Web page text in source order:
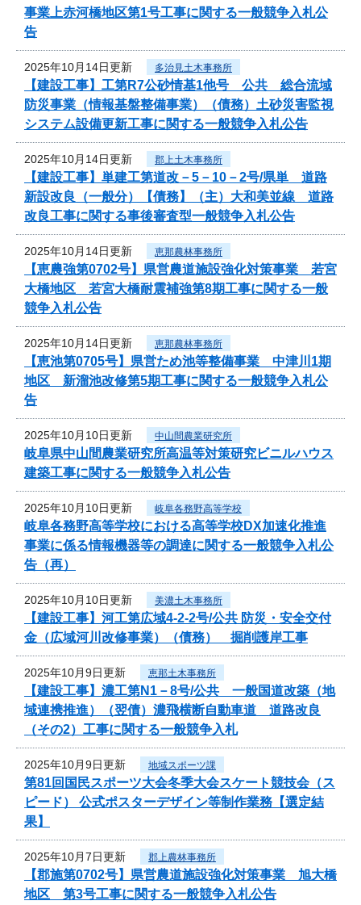
事業上赤河橋地区第1号工事に関する一般競争入札公
告
2025年10月14日更新 多治見土木事務所
【建設工事】工第R7公砂情基1他号 公共 総合流域
防災事業（情報基盤整備事業）（債務）土砂災害監視
システム設備更新工事に関する一般競争入札公告
2025年10月14日更新 郡上土木事務所
【建設工事】単建工第道改－5－10－2号/県単 道路
新設改良（一般分）【債務】（主）大和美並線 道路
改良工事に関する事後審査型一般競争入札公告
2025年10月14日更新 恵那農林事務所
【恵農強第0702号】県営農道施設強化対策事業 若宮
大橋地区 若宮大橋耐震補強第8期工事に関する一般
競争入札公告
2025年10月14日更新 恵那農林事務所
【恵池第0705号】県営ため池等整備事業 中津川1期
地区 新溜池改修第5期工事に関する一般競争入札公
告
2025年10月10日更新 中山間農業研究所
岐阜県中山間農業研究所高温等対策研究ビニルハウス
建築工事に関する一般競争入札公告
2025年10月10日更新 岐阜各務野高等学校
岐阜各務野高等学校における高等学校DX加速化推進
事業に係る情報機器等の調達に関する一般競争入札公
告（再）
2025年10月10日更新 美濃土木事務所
【建設工事】河工第広域4-2-2号/公共 防災・安全交付
金（広域河川改修事業）（債務） 掘削護岸工事
2025年10月9日更新 恵那土木事務所
【建設工事】濃工第N1－8号/公共 一般国道改築（地
域連携推進）（翌債）濃飛横断自動車道 道路改良
（その2）工事に関する一般競争入札
2025年10月9日更新 地域スポーツ課
第81回国民スポーツ大会冬季大会スケート競技会（ス
ピード） 公式ポスターデザイン等制作業務【選定結
果】
2025年10月7日更新 郡上農林事務所
【郡施第0702号】県営農道施設強化対策事業 旭大橋
地区 第3号工事に関する一般競争入札公告